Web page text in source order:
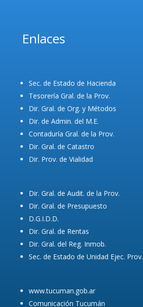
Enlaces
Sec. de Estado de Hacienda
Tesorería Gral. de la Prov.
Dir. Gral. de Org. y Métodos
Dir. de Admin. del M.E.
Contaduría Gral. de la Prov.
Dir. Gral. de Catastro
Dir. Prov. de Vialidad
Dir. Gral. de Audit. de la Prov.
Dir. Gral. de Presupuesto
D.G.I.D.D.
Dir. Gral. de Rentas
Dir. Gral. del Reg. Inmob.
Sec. de Estado de Unidad Ejec. Prov.
www.tucuman.gob.ar
Comunicación Tucumán